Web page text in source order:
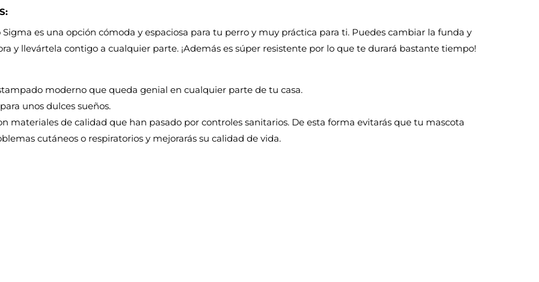
Sigma es una opción cómoda y espaciosa para tu perro y muy práctica para ti. Puedes cambiar la funda y
y llevártela contigo a cualquier parte. ¡Además es súper resistente por lo que te durará bastante tiempo!
moderno que queda genial en cualquier parte de tu casa.
unos dulces sueños.
materiales de calidad que han pasado por controles sanitarios. De esta forma evitarás que tu mascota
cutáneos o respiratorios y mejorarás su calidad de vida.